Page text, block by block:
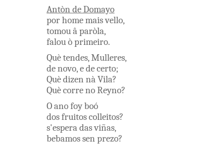
Antòn deDomayo
porhomemaisvello,
tomouâparòla,
falouòprimeiro.
Quètendes,Mulleres,
denovo,edecerto;
Quèdizen nàVila?
QuècorrenoReyno?
Oanofoyboó
dosfruitoscolleitos?
s'esperadasviñas,
bebamossen prezo?